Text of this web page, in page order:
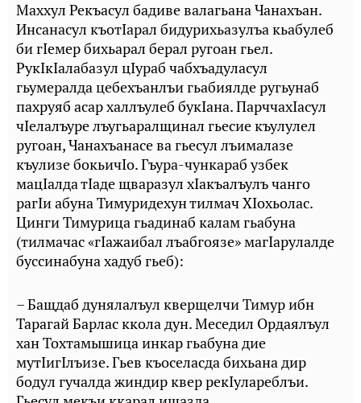
Маххул Рекъасул бадиве валагьана Чанахъан.
Инсанасул къотIарал бидурихьазулъа кьабулеб
би гIемер бихьарал берал ругоан гьел.
РукIкIалабазул цIураб чабхъадуласул
гьумералда цебехъанлъи гьабиялде ругьунаб
пахруяб асар халлъулеб букIана. ПарччахIасул
чIелалъуре лъугьаралщинал гьесие къулулел
ругоан, Чанахъанасе ва гьесул лъималазе
къулизе бокьичIо. Гъура-чункараб узбек
мацIалда тIаде щваразул хIакъалъулъ чанго
рагIи абуна Тимуридехун тилмач ХIохьолас.
Цинги Тимурица гьадинаб калам гьабуна
(тилмачас «гIажаибал лъабгоязе» магIарулалде
буссинабуна хадуб гьеб):
– Бащдаб дунялалъул кверщелчи Тимур ибн
Тарагай Барлас ккола дун. Меседил Ордаялъул
хан Тохтамышица инкар гьабуна дие
мутIигIлъизе. Гьев къоселасда бихьана дир
бодул гучалда жиндир квер рекIулареблъи.